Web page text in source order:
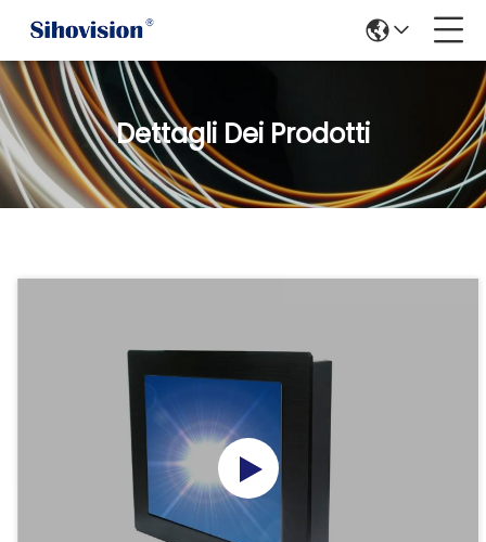
Dettagli Dei Prodotti